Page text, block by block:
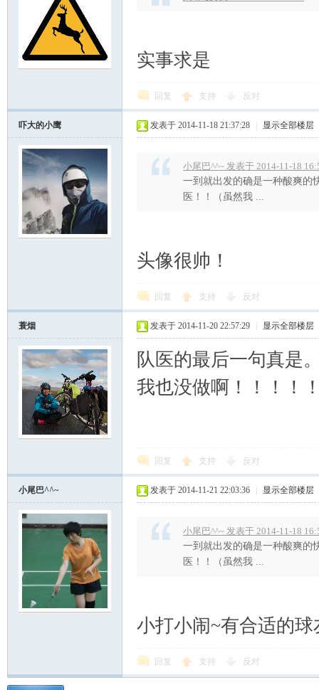
实事求是
回复 支持 反对
吓大的小鹰 发表于 2014-11-18 21:37:28 显示全部楼层
小尾巴^^~ 发表于 2014-11-18
一到就出发的确是一种酸爽的
医！！（虽然我 ...
头像很帅！
回复 支持 反对
蓑烟 发表于 2014-11-20 22:57:29 显示全部楼层
队医的最后一句真是
我也没做啊！！！！
回复 支持 反对
小尾巴^^~ 发表于 2014-11-21 22:03:36 显示全部楼层
小尾巴^^~ 发表于 2014-11-18
一到就出发的确是一种酸爽的
医！！（虽然我 ...
小打小闹~有合适的
回复 支持 反对